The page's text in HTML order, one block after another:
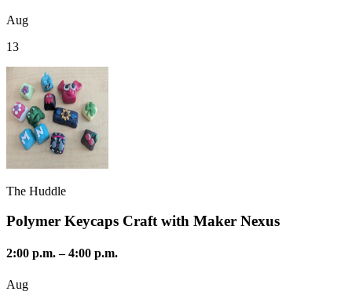
Aug
13
The Huddle
Polymer Keycaps Craft with Maker Nexus
2:00 p.m.–4:00 p.m.
Aug